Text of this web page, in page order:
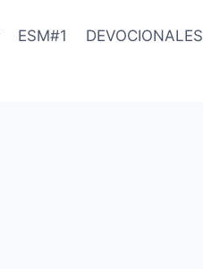
ESM#1 DEVOCIONALES